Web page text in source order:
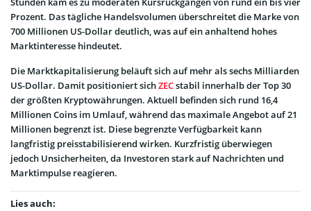
Prozent. Das tägliche Handelsvolumen überschreitet die Marke von
700 Millionen US-Dollar deutlich, was auf ein anhaltend hohes
Marktinteresse hindeutet.
Die Marktkapitalisierung beläuft sich auf mehr als sechs Milliarden
US-Dollar. Damit positioniert sichZECstabil innerhalb der Top 30
der größten Kryptowährungen. Aktuell befinden sich rund 16,4
Millionen Coins im Umlauf, während das maximale Angebot auf 21
Millionen begrenzt ist. Diese begrenzte Verfügbarkeit kann
langfristig preisstabilisierend wirken. Kurzfristig überwiegen
jedoch Unsicherheiten, da Investoren stark auf Nachrichten und
Marktimpulse reagieren.
Lies auch: